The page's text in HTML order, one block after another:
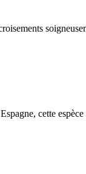
cette